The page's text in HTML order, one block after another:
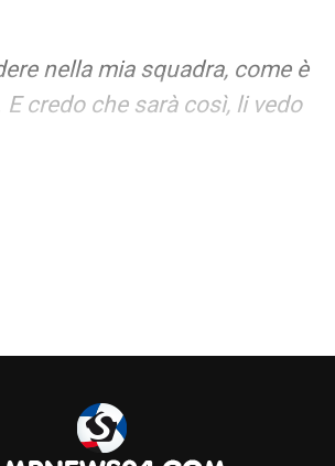
nella mia squadra, come è
credo che sarà così, li vedo